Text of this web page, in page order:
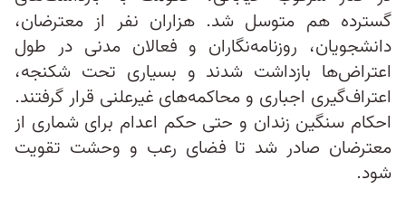
گسترده هم متوسل شد. هزاران نفر از معترضان،
دانشجویان، روزنامه‌نگاران و فعالان مدنی در طول
اعتراض‌ها بازداشت شدند و بسیاری تحت شکنجه،
اعتراف‌گیری اجباری و محاکمه‌های غیرعلنی قرار گرفتند.
احکام سنگین زندان و حتی حکم اعدام برای شماری از
معترضان صادر شد تا فضای رعب و وحشت تقویت
شود.